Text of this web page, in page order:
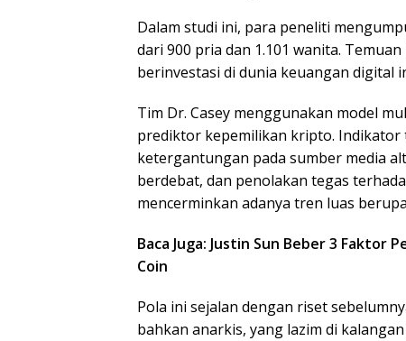
Dalam studi ini, para peneliti
dari 900 pria dan 1.101 wanita.
berinvestasi di dunia keuangan digital
Tim Dr. Casey menggunakan model
prediktor kepemilikan kripto.
ketergantungan pada sumber media
berdebat, dan penolakan tegas
mencerminkan adanya tren luas berupa
Baca Juga: Justin Sun Beber 3 Faktor
Coin
Pola ini sejalan dengan riset
bahkan anarkis, yang lazim di